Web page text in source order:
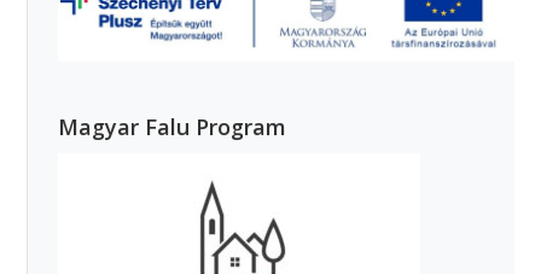
Magyar Falu Program